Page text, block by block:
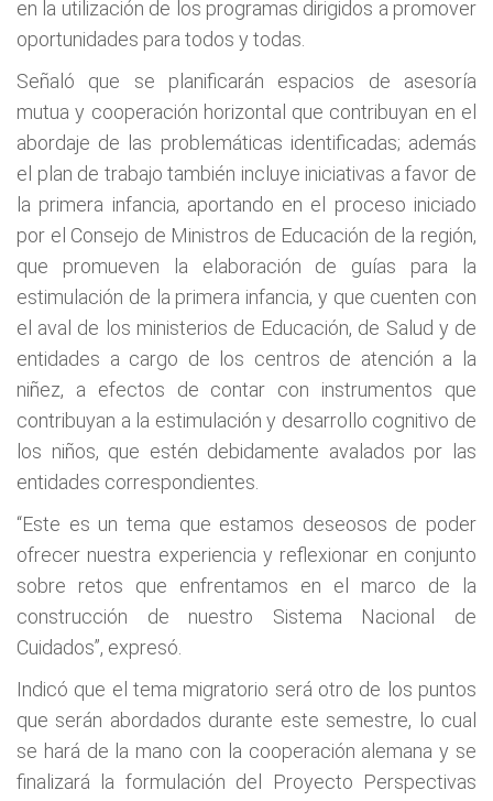
en la utilización de los programas dirigidos a promover
oportunidades para todos y todas.
Señaló que se planificarán espacios de asesoría
mutua y cooperación horizontal que contribuyan en el
abordaje de las problemáticas identificadas; además
el plan de trabajo también incluye iniciativas a favor de
la primera infancia, aportando en el proceso iniciado
por el Consejo de Ministros de Educación de la región,
que promueven la elaboración de guías para la
estimulación de la primera infancia, y que cuenten con
el aval de los ministerios de Educación, de Salud y de
entidades a cargo de los centros de atención a la
niñez, a efectos de contar con instrumentos que
contribuyan a la estimulación y desarrollo cognitivo de
los niños, que estén debidamente avalados por las
entidades correspondientes.
“Este es un tema que estamos deseosos de poder
ofrecer nuestra experiencia y reflexionar en conjunto
sobre retos que enfrentamos en el marco de la
construcción de nuestro Sistema Nacional de
Cuidados”, expresó.
Indicó que el tema migratorio será otro de los puntos
que serán abordados durante este semestre, lo cual
se hará de la mano con la cooperación alemana y se
finalizará la formulación del Proyecto Perspectivas